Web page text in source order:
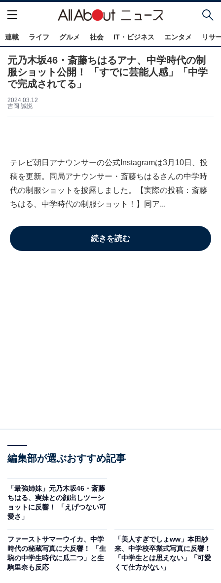
連載 ライフ グルメ 社会 IT・ビジネス エンタメ リサ
元乃木坂46・斎藤ちはるアナ、中学時代の制
服ショット公開！ 「すでに芸能人感」「中学
で完成されてる」
2024.03.12
吉岡 誠悦
テレビ朝日アナウンサーの公式Instagramは3月10日、投
稿を更新。同局アナウンサー・斎藤ちはるさんの中学時
代の制服ショットを披露しました。【実際の投稿：斎藤
ちはる、中学時代の制服ショット！】同ア...
続きを読む
編集部が選ぶおすすめ記事
「最強姉妹」元乃木坂46・斎藤
ちはる、実妹との顔出しツーシ
ョットに反響！ 「えげつない可
愛さ」
ファーストサマーウイカ、中学
時代の秘蔵写真に大反響！ 「生
駒の中学生時代に瓜二つ」と生
駒里奈も反応
「美人すぎでしょww」本田紗
来、中学校卒業式写真に反響！
「中学生とは思えない」「可愛
くて仕方がない」